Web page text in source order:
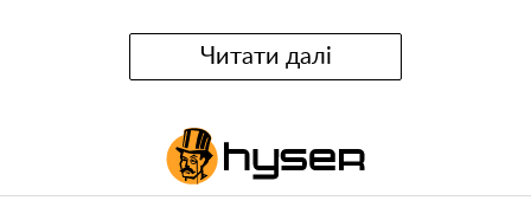
Читати далі